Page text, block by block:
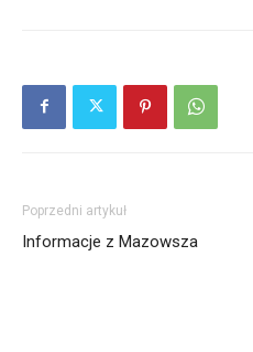
Poprzedni artykuł
Informacje z Mazowsza